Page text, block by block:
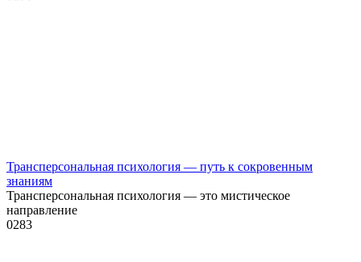
Трансперсональная психология — путь к сокровенным
знаниям
Трансперсональная психология — это мистическое
направление
0283